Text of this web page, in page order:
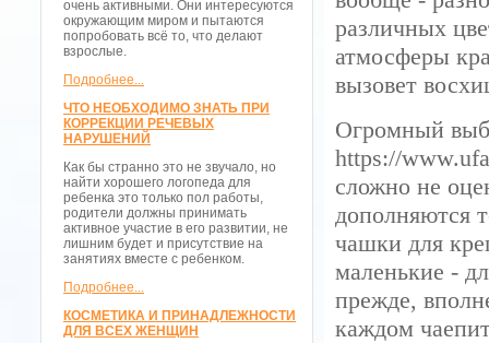
очень активными. Они интересуются
окружающим миром и пытаются
попробовать всё то, что делают
взрослые.
Подробнее...
ЧТО НЕОБХОДИМО ЗНАТЬ ПРИ
КОРРЕКЦИИ РЕЧЕВЫХ
НАРУШЕНИЙ
Как бы странно это не звучало, но
найти хорошего логопеда для
ребенка это только пол работы,
родители должны принимать
активное участие в его развитии, не
лишним будет и присутствие на
занятиях вместе с ребенком.
Подробнее...
КОСМЕТИКА И ПРИНАДЛЕЖНОСТИ
ДЛЯ ВСЕХ ЖЕНЩИН
различных
атмосферы
вызовет
Огромный
https://
сложно не
дополняются
чашки для
маленькие -
прежде,
каждом